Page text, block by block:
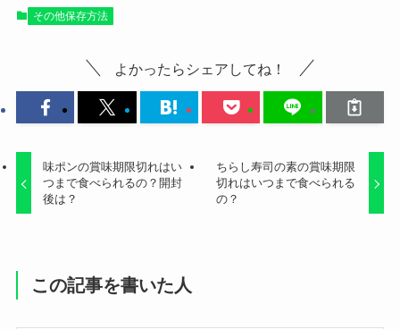
その他保存方法
よかったらシェアしてね！
味ポンの賞味期限切れはい
つまで食べられるの？開封
後は？
ちらし寿司の素の賞味期限
切れはいつまで食べられる
の？
この記事を書いた人